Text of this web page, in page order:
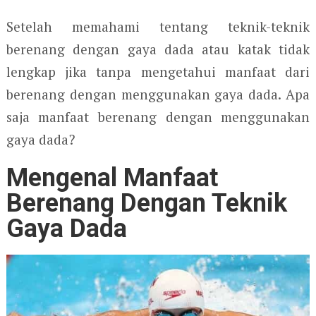
Setelah memahami tentang teknik-teknik
berenang dengan gaya dada atau katak tidak
lengkap jika tanpa mengetahui manfaat dari
berenang dengan menggunakan gaya dada. Apa
saja manfaat berenang dengan menggunakan
gaya dada?
Mengenal Manfaat
Berenang Dengan Teknik
Gaya Dada